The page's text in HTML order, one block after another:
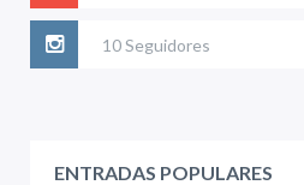
10 Seguidores
ENTRADAS POPULARES